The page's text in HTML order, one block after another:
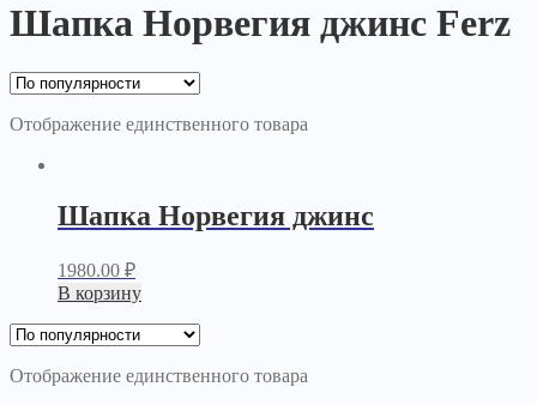
Шапка Норвегия джинс Ferz
Отображение единственного товара
Шапка Норвегия джинс
1980.00 ₽
В корзину
Отображение единственного товара